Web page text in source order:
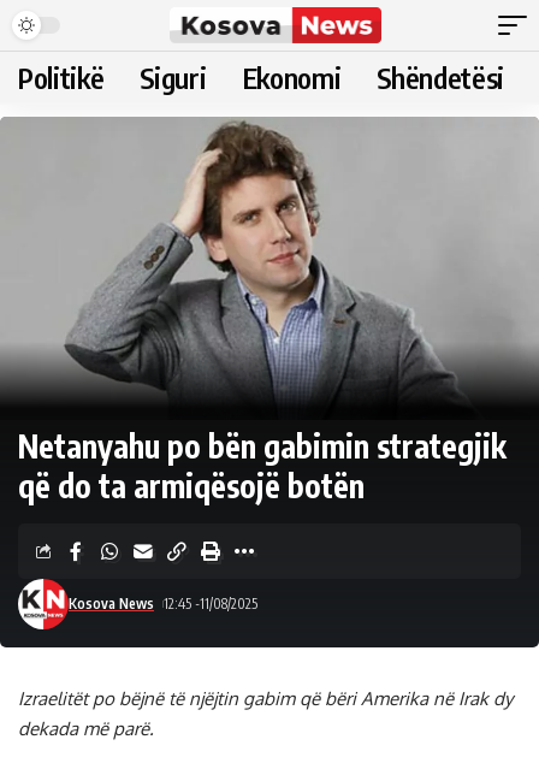
Politikë Siguri Ekonomi Shëndetësi
Netanyahu po bën gabimin strategjik
që do ta armiqësojë botën
Kosova News 12:45 -11/08/2025
Izraelitët po bëjnë të njëjtin gabim që bëri Amerika në Irak dy
dekada më parë.